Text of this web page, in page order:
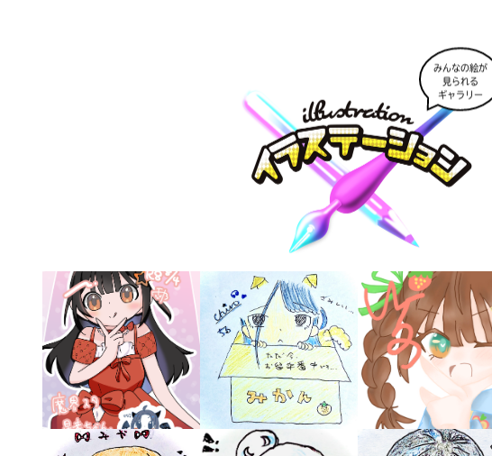
書店に届いた
みんなからのお手紙が
読める
キーワードから探す
みんなの絵が
見られる
ギャラリー